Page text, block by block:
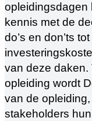
opleidingsdagen
kennis met de
do’s en don’ts
van deze daken.
opleiding wordt
van de
stakeholders